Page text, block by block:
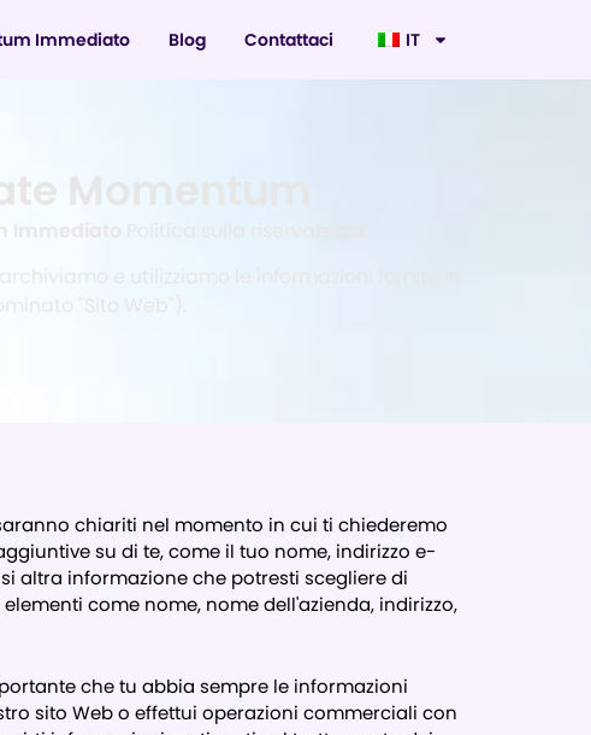
Immediato Blog Contattaci IT
Momentum
Immediato Politica sulla riservatezza.
e utilizziamo le informazioni fornite in
"Sito Web").
chiariti nel momento in cui ti chiederemo
su di te, come il tuo nome, indirizzo e-
altra informazione che potresti scegliere di
come nome, nome dell'azienda, indirizzo,
che tu abbia sempre le informazioni
sito Web o effettui operazioni commerciali con